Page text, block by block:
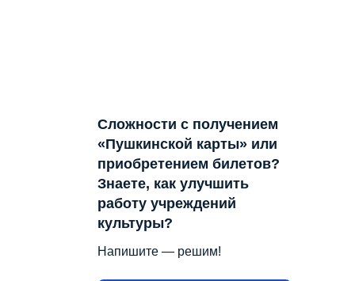
Сложности с получением
«Пушкинской карты» или
приобретением билетов?
Знаете, как улучшить
работу учреждений
культуры?
Напишите — решим!